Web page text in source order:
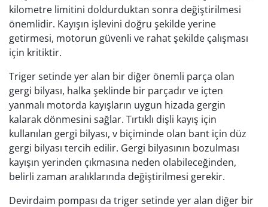
kilometre limitini doldurduktan sonra değiştirilmesi
önemlidir. Kayışın işlevini doğru şekilde yerine
getirmesi, motorun güvenli ve rahat şekilde çalışması
için kritiktir.
Triger setinde yer alan bir diğer önemli parça olan
gergi bilyası, halka şeklinde bir parçadır ve içten
yanmalı motorda kayışların uygun hizada gergin
kalarak dönmesini sağlar. Tırtıklı dişli kayış için
kullanılan gergi bilyası, v biçiminde olan bant için düz
gergi bilyası tercih edilir. Gergi bilyasının bozulması
kayışın yerinden çıkmasına neden olabileceğinden,
belirli zaman aralıklarında değiştirilmesi gerekir.
Devirdaim pompası da triger setinde yer alan diğer bir